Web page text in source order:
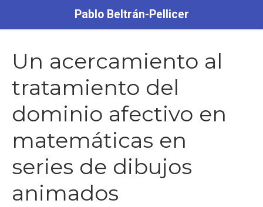
Pablo Beltrán-Pellicer
Un acercamiento al
tratamiento del
dominio afectivo en
matemáticas en
series de dibujos
animados